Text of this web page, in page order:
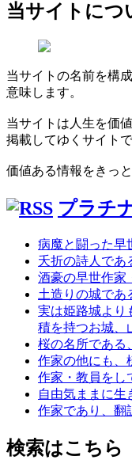
当サイトにつ
当サイトの名前を構
意味します。
当サイトは人生を価
掲載してゆくサイトで
価値ある情報をきっ
プラチ
病魔と闘った早
夭折の詩人であ
酒豪の早世作家
土造りの城であ
実は姫路城より
積を持つお城、
桜の名所である
作家の他にも、
作家・教員をし
自由気ままに生
作家であり、翻
検索はこちら